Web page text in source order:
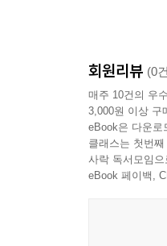
회원리뷰 (0
매주 10건의 우
3,000원 이상 구
eBook은 다운로
클래스는 첫번
사락 독서모임
eBook 페이백,